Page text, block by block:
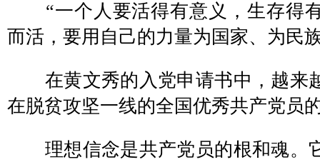
“一个人要活得有意义，生存得
而活，要用自己的力量为国家、为民
在黄文秀的入党申请书中，越来
在脱贫攻坚一线的全国优秀共产党员
理想信念是共产党员的根和魂。